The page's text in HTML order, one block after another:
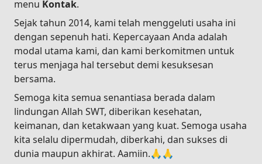
menu Kontak.
Sejak tahun 2014, kami telah menggeluti usaha ini
dengan sepenuh hati. Kepercayaan Anda adalah
modal utama kami, dan kami berkomitmen untuk
terus menjaga hal tersebut demi kesuksesan
bersama.
Semoga kita semua senantiasa berada dalam
lindungan Allah SWT, diberikan kesehatan,
keimanan, dan ketakwaan yang kuat. Semoga usaha
kita selalu dipermudah, diberkahi, dan sukses di
dunia maupun akhirat. Aamiin.🙏🙏